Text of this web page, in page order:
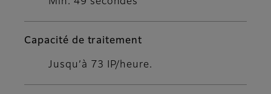
Capacité de traitement
Jusqu’à 73 IP/heure.